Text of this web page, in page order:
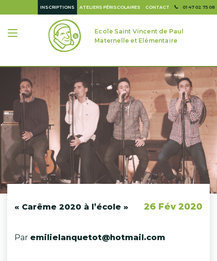
01 47 02 75 08
CONTACT
ATELIERS PÉRISCOLAIRES
INSCRIPTIONS
Ecole Saint Vincent de Paul
Maternelle et Elémentaire
« Carême 2020 à l’école » 26 Fév 2020
Par emilielanquetot@hotmail.com